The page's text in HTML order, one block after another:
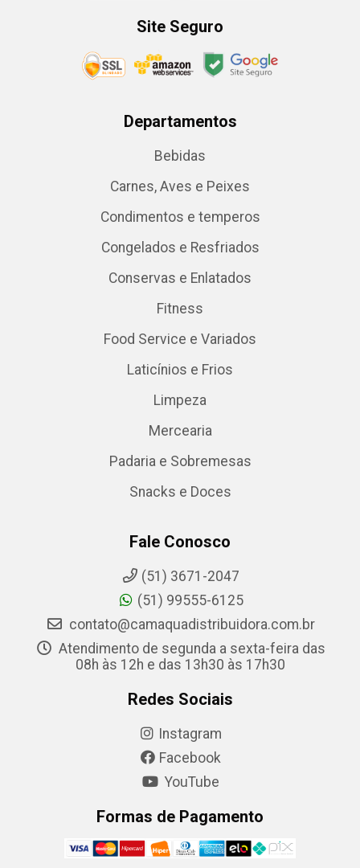
Site Seguro
Departamentos
Bebidas
Carnes, Aves e Peixes
Condimentos e temperos
Congelados e Resfriados
Conservas e Enlatados
Fitness
Food Service e Variados
Laticínios e Frios
Limpeza
Mercearia
Padaria e Sobremesas
Snacks e Doces
Fale Conosco
(51) 3671-2047
(51) 99555-6125
contato@camaquadistribuidora.com.br
Atendimento de segunda a sexta-feira das
08h às 12h e das 13h30 às 17h30
Redes Sociais
Instagram
Facebook
YouTube
Formas de Pagamento